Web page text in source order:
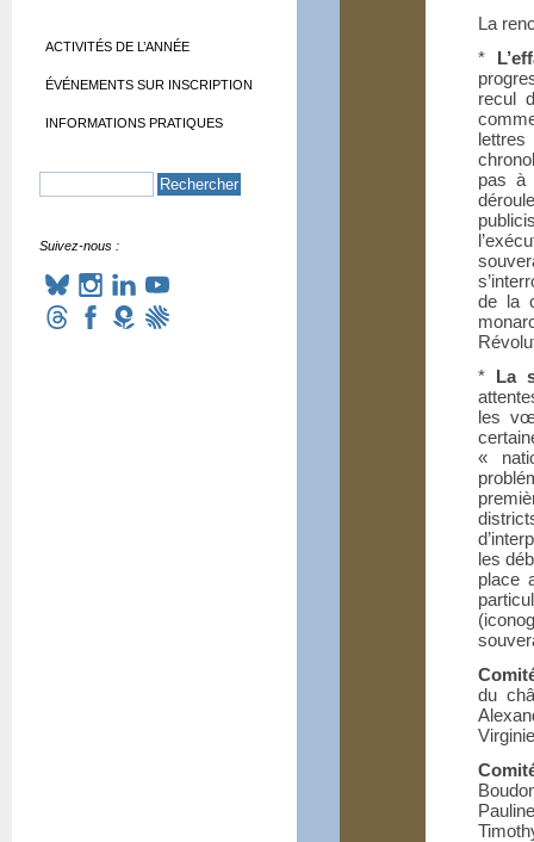
La
*
recul
pas à
de la
* La
les
«
les
place
du
ACTIVITÉS DE L’ANNÉE
ÉVÉNEMENTS SUR INSCRIPTION
INFORMATIONS PRATIQUES
Suivez-nous :